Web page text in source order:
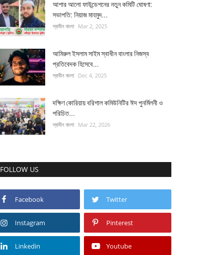
আশার আলো ফাউন্ডেশনের নতুন কমিটি ঘোষণা:
সভাপতি: নিয়াজ মাহমুদ...
স্বাধীন বাংলা Mar 2, 2025
আমিরুল ইসলাম সাইম স্বাধীন বাংলার নিজস্ব
প্রতিবেদক হিসেবে...
স্বাধীন বাংলা Dec 4, 2025
দক্ষিণ কোরিয়ায় বরিশাল কমিউনিটির ঈদ পুনর্মিলনী ও
পরিচিত...
স্বাধীন বাংলা Mar 22, 2026
FOLLOW US
Facebook Twitter
Instagram Pinterest
Linkedin Youtube